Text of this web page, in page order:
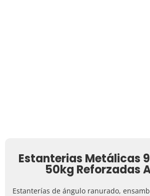
Estanterias Metálicas
50kg Reforzadas
Estanterías de ángulo ranurado,